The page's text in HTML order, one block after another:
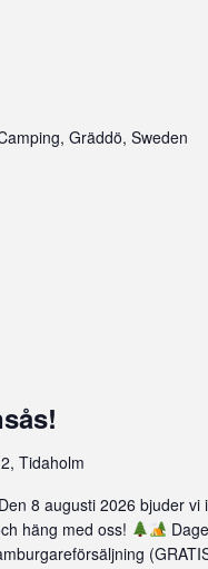
Gräddö, Sweden
Tidaholm
Den 8 augusti 2026 bjuder
häng med oss!